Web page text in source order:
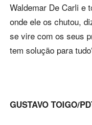
Waldemar De Carli e
onde ele os chutou,
se vire com os seus
tem solução para
GUSTAVO TOIGO/